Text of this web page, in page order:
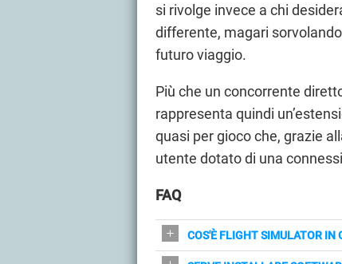
si rivolge invece a chi
differente, magari
futuro viaggio.
Più che un concorrente
rappresenta quindi
quasi per gioco che, grazie
utente dotato di una
FAQ
COS'È FLIGHT SIMULATOR IN
È una modalità web